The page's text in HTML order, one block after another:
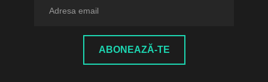
ABONEAZĂ-TE